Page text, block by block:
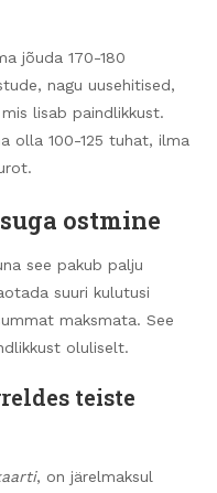
jõuda 170-180
nagu uusehitised,
lisab paindlikkust.
olla 100-125 tuhat, ilma
ostmine
see pakub palju
suuri kulutusi
maksmata. See
oluliselt.
teiste
, on järelmaksul